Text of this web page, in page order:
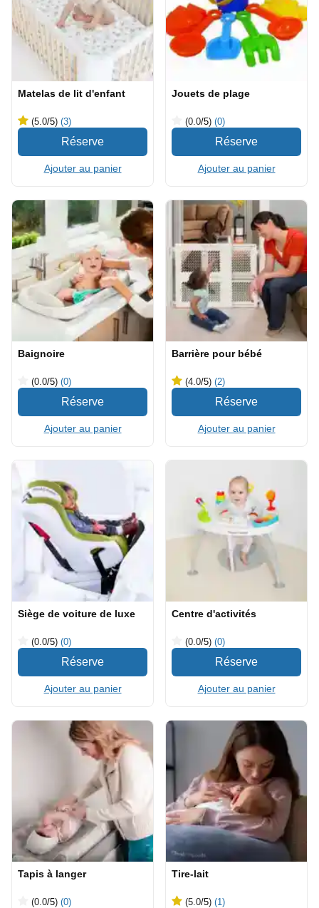
Matelas de lit d'enfant
(5.0/5) (3)
Ajouter au panier
Jouets de plage
(0.0/5) (0)
Ajouter au panier
Baignoire
(0.0/5) (0)
Ajouter au panier
Barrière pour bébé
(4.0/5) (2)
Ajouter au panier
Siège de voiture de luxe
(0.0/5) (0)
Ajouter au panier
Centre d'activités
(0.0/5) (0)
Ajouter au panier
Tapis à langer
(0.0/5) (0)
Tire-lait
(5.0/5) (1)